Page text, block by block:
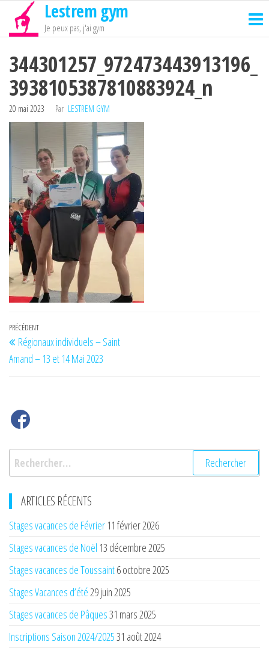
Passer
contenu
Lestrem gym
Je peux pas, j'ai gym
344301257_972473443913196_
3938105387810883924_n
20 mai 2023 Par LESTREM GYM
Navigation
de
l’article
Article
précédent
PRÉCÉDENT
Régionaux individuels – Saint
Amand – 13 et 14 Mai 2023
Rechercher :
ARTICLES RÉCENTS
Stages vacances de Février 11 février 2026
Stages vacances de Noël 13 décembre 2025
Stages vacances de Toussaint6 octobre 2025
Stages Vacances d’été29 juin 2025
Stages vacances de Pâques31 mars 2025
Inscriptions Saison 2024/202531 août 2024